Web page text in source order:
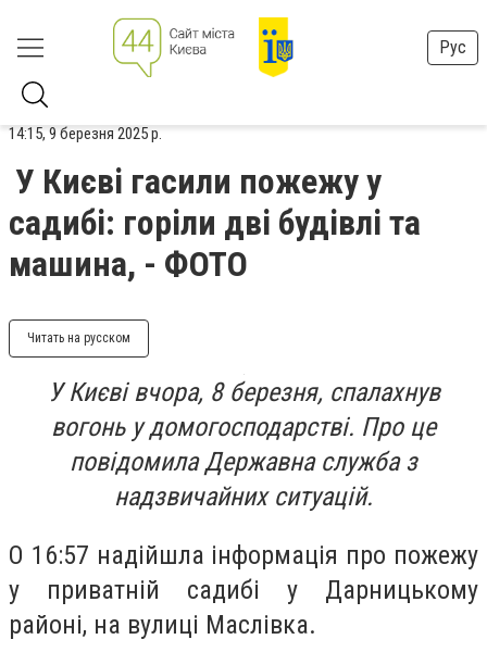
Рус
14:15, 9 березня 2025 р.
У Києві гасили пожежу у
садибі: горіли дві будівлі та
машина, - ФОТО
Читать на русском
У Києві вчора, 8 березня, спалахнув
вогонь у домогосподарстві. Про це
повідомила Державна служба з
надзвичайних ситуацій.
О 16:57 надійшла інформація про пожежу
у приватній садибі у Дарницькому
районі, на вулиці Маслівка.